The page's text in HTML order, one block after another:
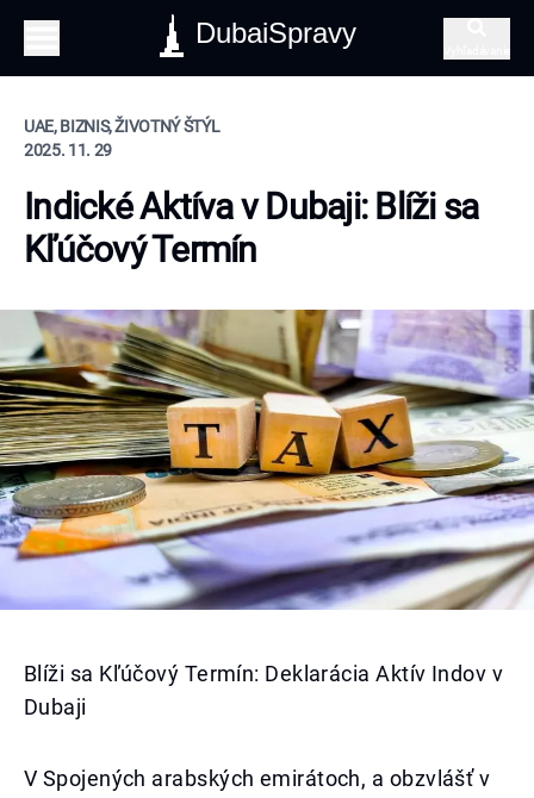
DubaiSpravy
UAE, BIZNIS, ŽIVOTNÝ ŠTÝL
2025. 11. 29
Indické Aktíva v Dubaji: Blíži sa
Kľúčový Termín
Blíži sa Kľúčový Termín: Deklarácia Aktív Indov v
Dubaji
V Spojených arabských emirátoch, a obzvlášť v